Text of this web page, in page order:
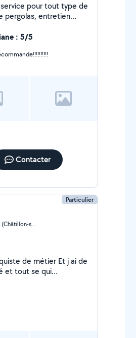
pour tout type de
: 5/5
Contacter
Particulier
Châtillon-sur-Chalaronne (Châtillon-sur-Chalaronne)
de métier Et j ai de
et tout se qui